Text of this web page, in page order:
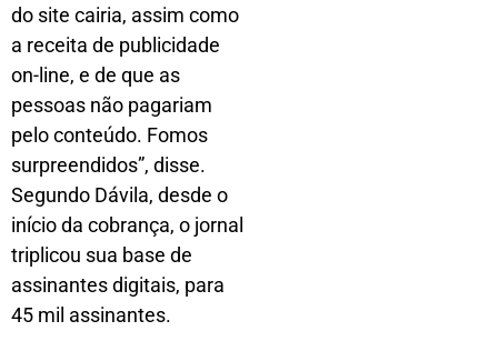
do site cairia, assim como
a receita de publicidade
on-line, e de que as
pessoas não pagariam
pelo conteúdo. Fomos
surpreendidos”, disse.
Segundo Dávila, desde o
início da cobrança, o jornal
triplicou sua base de
assinantes digitais, para
45 mil assinantes.